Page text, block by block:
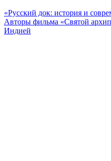
«Русский док: история и
Авторы фильма «Святой
Индией